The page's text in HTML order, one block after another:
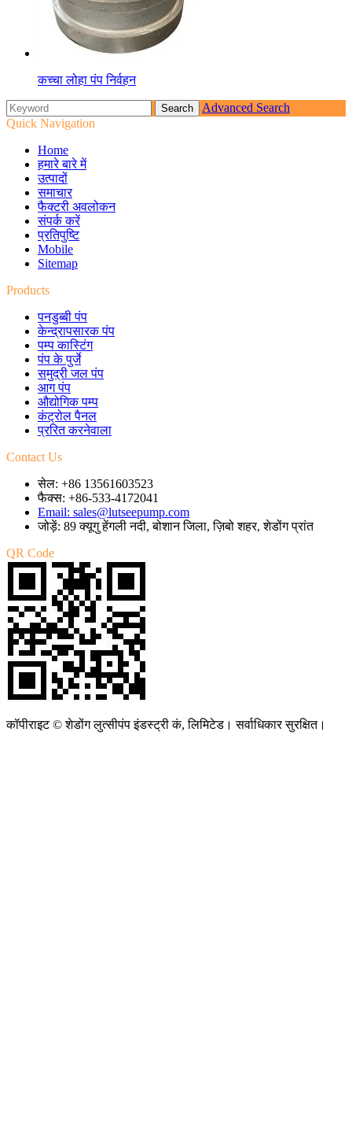
कच्चा लोहा पंप निर्वहन
Advanced Search
Quick Navigation
Home
हमारे बारे में
उत्पादों
समाचार
फैक्टरी अवलोकन
संपर्क करें
प्रतिपुष्टि
Mobile
Sitemap
Products
पनडुब्बी पंप
केन्द्रापसारक पंप
पम्प कास्टिंग
पंप के पुर्जे
समुद्री जल पंप
आग पंप
औद्योगिक पम्प
कंट्रोल पैनल
प्ररित करनेवाला
Contact Us
सेल: +86 13561603523
फैक्स: +86-533-4172041
Email: sales@lutseepump.com
जोड़ें: 89 क्यूगु हेंगली नदी, बोशान जिला, ज़िबो शहर, शेडोंग प्रांत
QR Code
कॉपीराइट © शेडोंग लुत्सीपंप इंडस्ट्री कं, लिमिटेड। सर्वाधिकार सुरक्षित।